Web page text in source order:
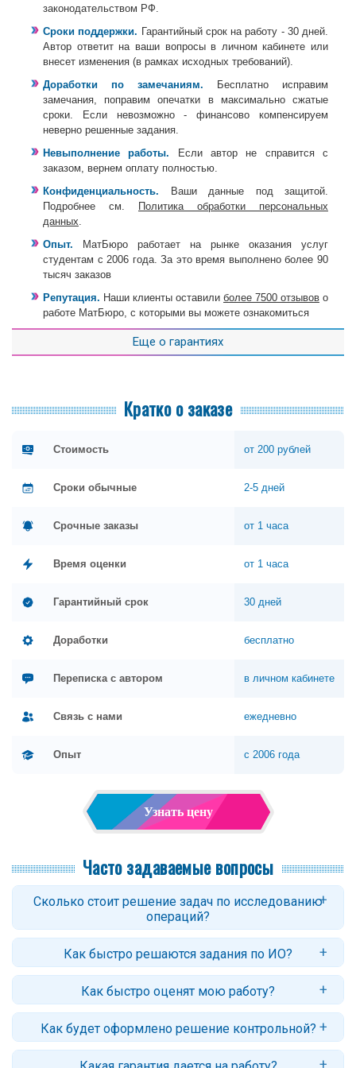
законодательством РФ.
Сроки поддержки. Гарантийный срок на работу - 30 дней.
Автор ответит на ваши вопросы в личном кабинете или
внесет изменения (в рамках исходных требований).
Доработки по замечаниям. Бесплатно исправим
замечания, поправим опечатки в максимально сжатые
сроки. Если невозможно - финансово компенсируем
неверно решенные задания.
Невыполнение работы. Если автор не справится с
заказом, вернем оплату полностью.
Конфиденциальность. Ваши данные под защитой.
Подробнее см.
Политика обработки персональных
данных
Опыт. МатБюро работает на рынке оказания услуг
студентам с 2006 года. За это время выполнено более 90
тысяч заказов
Репутация. Наши клиенты оставили более 7500 отзывов о
работе МатБюро, с которыми вы можете ознакомиться
Еще о гарантиях
Кратко о заказе
Стоимость от 200 рублей
Сроки обычные 2-5 дней
Срочные заказы от 1 часа
Время оценки от 1 часа
Гарантийный срок 30 дней
Доработки бесплатно
Переписка с автором в личном кабинете
Связь с нами ежедневно
Опыт с 2006 года
Узнать цену
Часто задаваемые вопросы
Сколько стоит решение задач по исследованию
операций?
Цены начинаются от 200-250 рублей за задачу. Стоимость
контрольной зависит от количества заданий, их сложности и
сроков. Точный ответ вы получите после оформления заявки.
Как быстро решаются задания по ИО?
Стандартный срок: 3–5 дней. Для некоторых задач возможно
срочное решение - от 3 часов (с доплатой за срочность).
Как быстро оценят мою работу?
Обычно заказ оценивается в течение нескольких часов. В случае
сложных работ (или недостаточности данных) потребуется больше
времени.
Как будет оформлено решение контрольной?
Мы оформляем работы в Word, пришлем версию в pdf (по